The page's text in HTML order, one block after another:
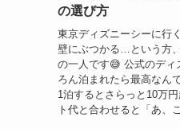
の選び方
東京ディズニーシーに行
壁にぶつかる…という方
の一人です😅 公式のディ
ろん泊まれたら最高なん
1泊するとさらっと10万
ト代と合わせると「あ、